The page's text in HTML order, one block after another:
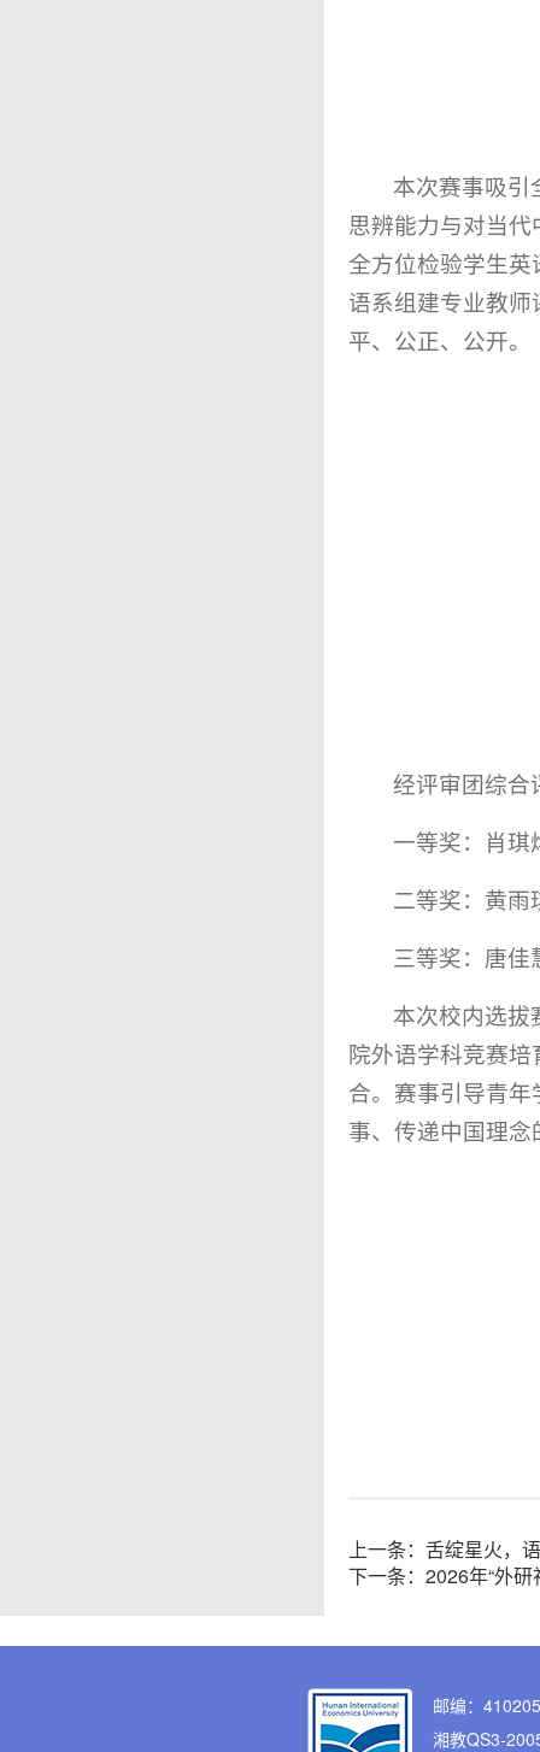
本次赛事吸引
思辨能力与对当
全方位检验学生英
语系组建专业教师
平、公正、公开。
经评审团综合
一等奖：肖琪
二等奖： 黄雨
三等奖： 唐佳
本次校内选拔
院外语学科竞赛
合。赛事引导青
事、传递中国理念
上一条： 舌绽星火，
下一条： 2026年“外
邮编：
湘教QS3-